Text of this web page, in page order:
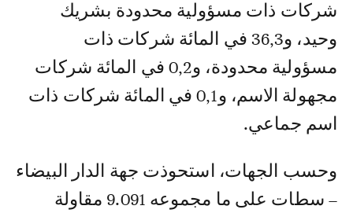
شركات ذات مسؤولية محدودة بشريك
وحيد، و36,3 في المائة شركات ذات
مسؤولية محدودة، و0,2 في المائة شركات
مجهولة الاسم، و0,1 في المائة شركات ذات
اسم جماعي.
وحسب الجهات، استحوذت جهة الدار البيضاء
– سطات على ما مجموعه 9.091 مقاولة